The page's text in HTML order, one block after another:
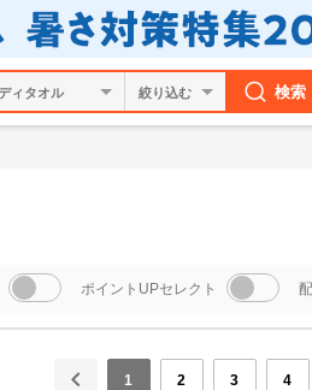
絞り込む 検索
ポイントUPセレクト
1 2 3 4